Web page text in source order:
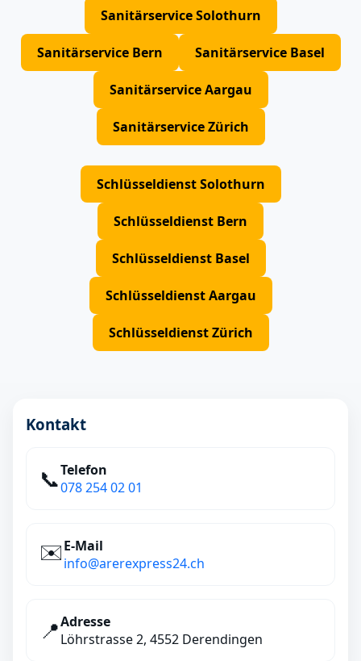
Sanitärservice Solothurn
Sanitärservice Bern Sanitärservice Basel
Sanitärservice Aargau
Sanitärservice Zürich
Schlüsseldienst Solothurn
Schlüsseldienst Bern
Schlüsseldienst Basel
Schlüsseldienst Aargau
Schlüsseldienst Zürich
Kontakt
📞Telefon
078 254 02 01
✉️E‑Mail
info@arerexpress24.ch
📍Adresse
Löhrstrasse 2, 4552 Derendingen